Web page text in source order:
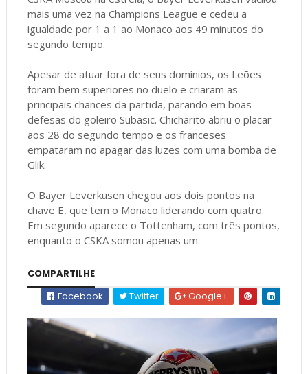
mais uma vez na Champions League e cedeu a
igualdade por 1 a 1 ao Monaco aos 49 minutos do
segundo tempo.
Apesar de atuar fora de seus domínios, os Leões
foram bem superiores no duelo e criaram as
principais chances da partida, parando em boas
defesas do goleiro Subasic. Chicharito abriu o placar
aos 28 do segundo tempo e os franceses
empataram no apagar das luzes com uma bomba de
Glik.
O Bayer Leverkusen chegou aos dois pontos na
chave E, que tem o Monaco liderando com quatro.
Em segundo aparece o Tottenham, com três pontos,
enquanto o CSKA somou apenas um.
COMPARTILHE
Facebook
Twitter Google+